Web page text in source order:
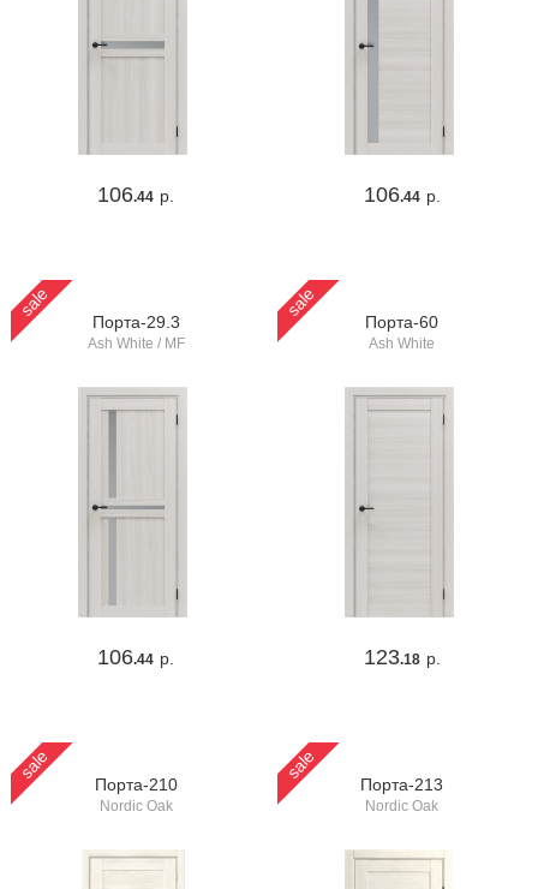
106.44 р. 106.44 р.
sale
Порта-29.3
Ash White / MF
106.44 р.
sale
Порта-60
Ash White
123.18 р.
sale
Порта-210
Nordic Oak
sale
Порта-213
Nordic Oak